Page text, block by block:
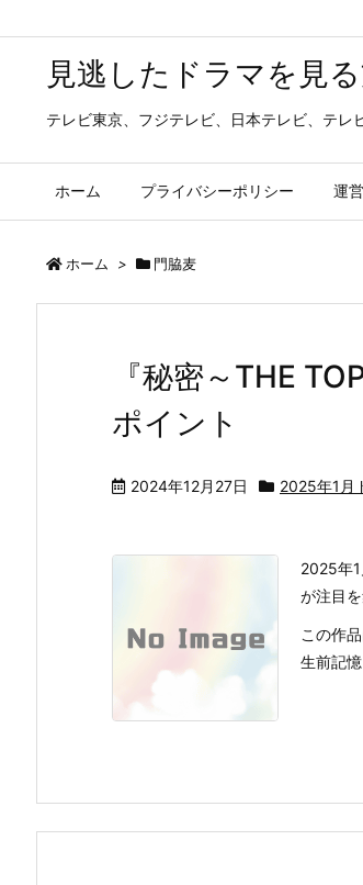
見逃したドラマを見る
テレビ東京、フジテレビ、日本テレビ、テレ
ホーム プライバシーポリシー 運
ホーム > 門脇麦
『秘密～THE
ポイント
2024年12月27日 2025年1月
2025年1
が注目を
この作
生前記